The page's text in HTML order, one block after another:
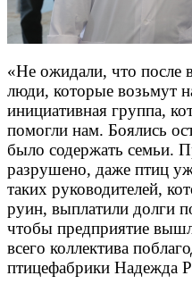
«Не ожидали, что после
люди, которые возьмут
инициативная группа,
помогли нам. Боялись
было содержать семьи.
разрушено, даже птиц
таких руководителей,
руин, выплатили долги
чтобы предприятие
всего коллектива
птицефабрики Надежда